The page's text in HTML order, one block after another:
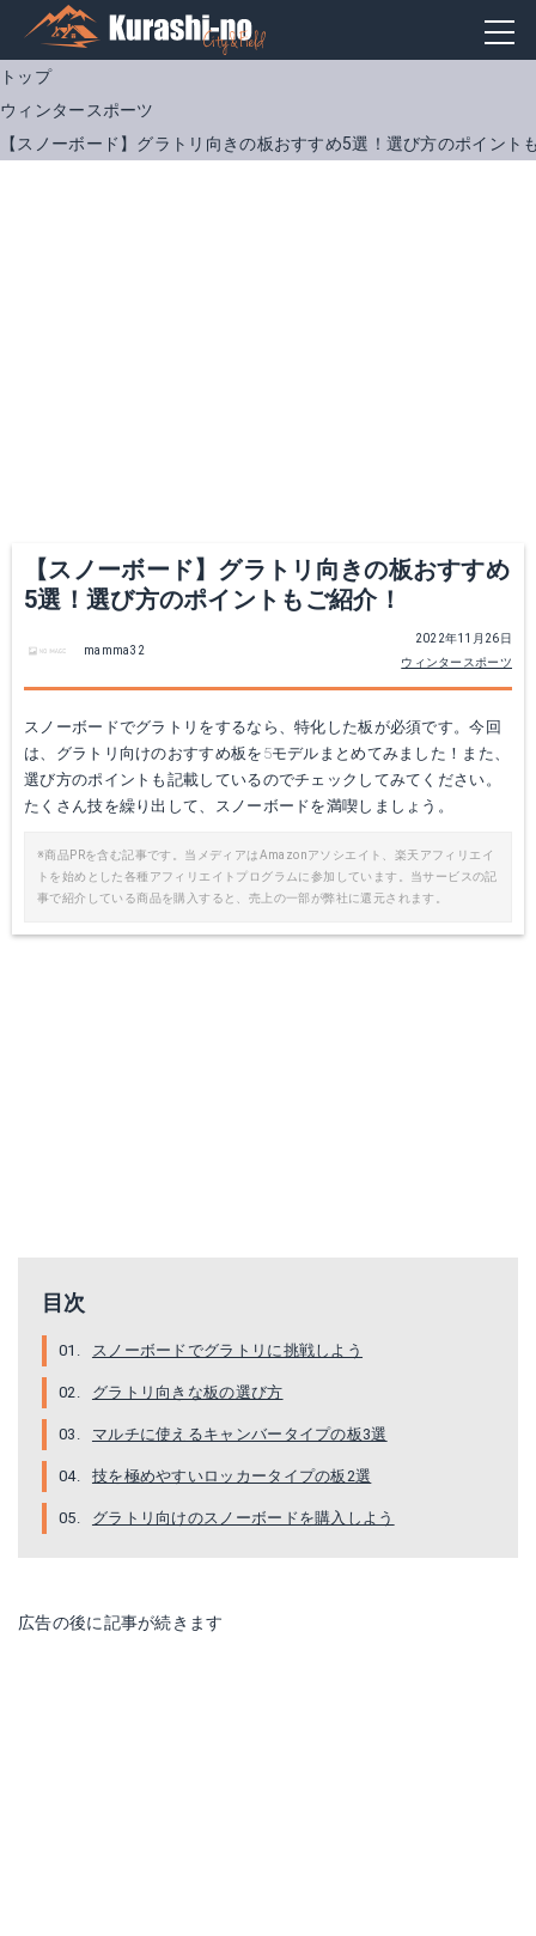
トップ
ウィンタースポーツ
【スノーボード】グラトリ向きの板おすすめ5選！選び方のポイント
【スノーボード】グラトリ向きの板おすすめ
5選！選び方のポイントもご紹介！
2022年11月26日
ウィンタースポーツ
mamma32
スノーボードでグラトリをするなら、特化した板が必須です。今回
は、グラトリ向けのおすすめ板を5モデルまとめてみました！また、
選び方のポイントも記載しているのでチェックしてみてください。
たくさん技を繰り出して、スノーボードを満喫しましょう。
※商品PRを含む記事です。当メディアはAmazonアソシエイト、楽天アフィリエイ
トを始めとした各種アフィリエイトプログラムに参加しています。当サービスの記
事で紹介している商品を購入すると、売上の一部が弊社に還元されます。
目次
スノーボードでグラトリに挑戦しよう
グラトリ向きな板の選び方
マルチに使えるキャンバータイプの板3選
技を極めやすいロッカータイプの板2選
グラトリ向けのスノーボードを購入しよう
広告の後に記事が続きます
Yahoo!ショッピングで見る
RIDE TWINPIG Scooter SCT
楽天で詳細を見る
Yahoo!ショッピングで見る